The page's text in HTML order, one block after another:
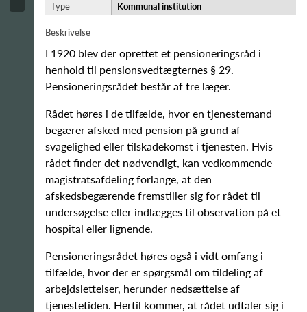
Type
Kommunal institution
Beskrivelse
I 1920 blev der oprettet et pensioneringsråd i
henhold til pensionsvedtægternes § 29.
Pensioneringsrådet består af tre læger.
Rådet høres i de tilfælde, hvor en tjenestemand
begærer afsked med pension på grund af
svagelighed eller tilskadekomst i tjenesten. Hvis
rådet finder det nødvendigt, kan vedkommende
magistratsafdeling forlange, at den
afskedsbegærende fremstiller sig for rådet til
undersøgelse eller indlægges til observation på et
hospital eller lignende.
Pensioneringsrådet høres også i vidt omfang i
tilfælde, hvor der er spørgsmål om tildeling af
arbejdslettelser, herunder nedsættelse af
tjenestetiden. Hertil kommer, at rådet udtaler sig i